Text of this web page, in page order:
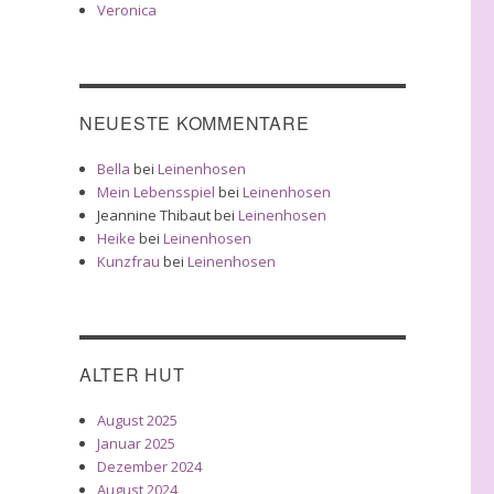
Veronica
NEUESTE KOMMENTARE
Bella beiLeinenhosen
Mein Lebensspiel beiLeinenhosen
Jeannine ThibautbeiLeinenhosen
Heike beiLeinenhosen
Kunzfrau beiLeinenhosen
ALTER HUT
August 2025
Januar 2025
Dezember 2024